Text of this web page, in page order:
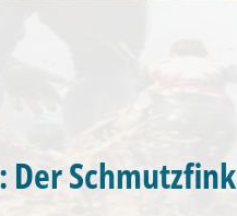
Schmutzfink